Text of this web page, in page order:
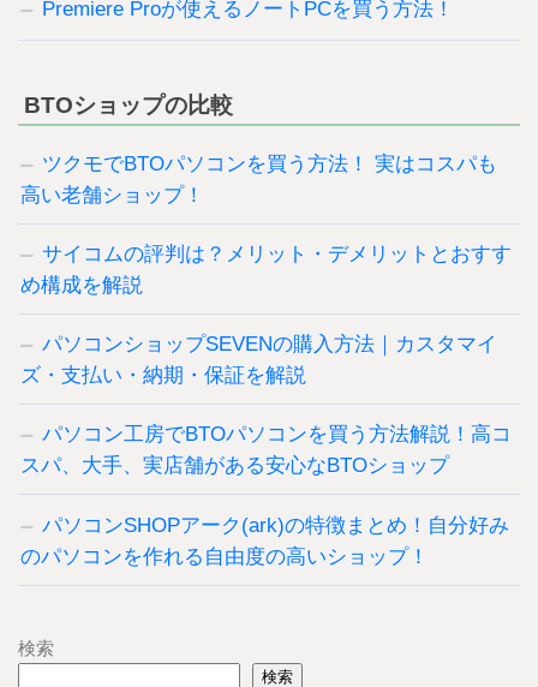
Premiere Proが使えるノートPCを買う方法！
BTOショップの比較
ツクモでBTOパソコンを買う方法！ 実はコスパも
高い老舗ショップ！
サイコムの評判は？メリット・デメリットとおすす
め構成を解説
パソコンショップSEVENの購入方法｜カスタマイ
ズ・支払い・納期・保証を解説
パソコン工房でBTOパソコンを買う方法解説！高コ
スパ、大手、実店舗がある安心なBTOショップ
パソコンSHOPアーク(ark)の特徴まとめ！自分好み
のパソコンを作れる自由度の高いショップ！
検索
検索